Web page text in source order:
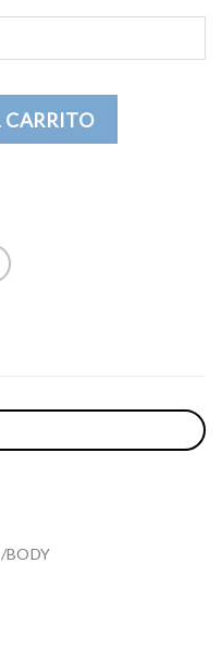
Body bebé cantidad
BODY